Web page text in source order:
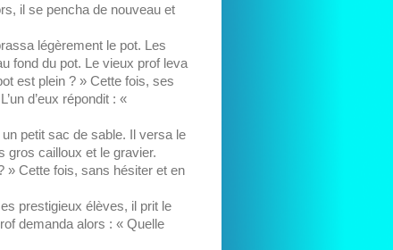
il se pencha de nouveau et
légèrement le pot. Les
fond du pot. Le vieux prof leva
est plein ? » Cette fois, ses
d’eux répondit : «
petit sac de sable. Il versa le
gros cailloux et le gravier.
» Cette fois, sans hésiter et en
prestigieux élèves, il prit le
demanda alors : « Quelle